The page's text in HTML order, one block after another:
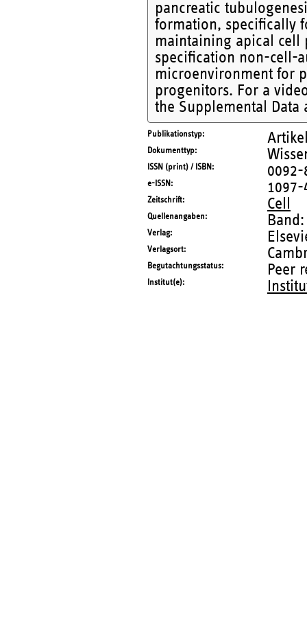
pancreatic
formation, specifically
maintaining apical cell
specification non-cell-
microenvironment for
progenitors. For a
the Supplemental
Publikationstyp
Dokumenttyp
ISSN (print) / ISBN 0092-
e-ISSN 1097-
Zeitschrift Cell
Quellenangaben
Verlag
Verlagsort
Begutachtungsstatus Peer
Institut(e)